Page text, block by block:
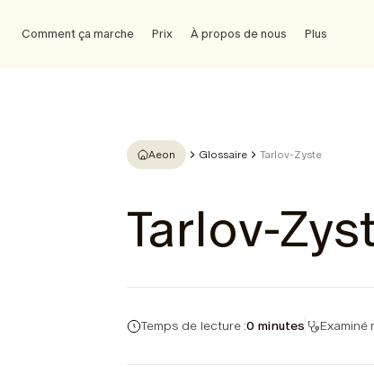
Comment ça marche Prix À propos de nous Plus
Aeon Glossaire Tarlov-Zyste
Tarlov-
Temps de lecture :0 minutes Examiné